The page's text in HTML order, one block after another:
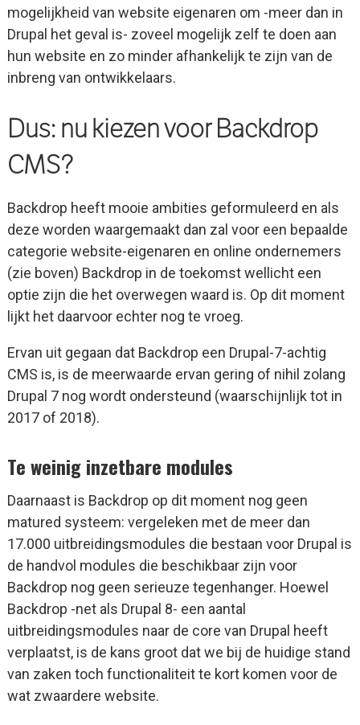
mogelijkheid van website eigenaren om -meer dan in
Drupal het geval is- zoveel mogelijk zelf te doen aan
hun website en zo minder afhankelijk te zijn van de
inbreng van ontwikkelaars.
Dus: nu kiezen voor Backdrop
CMS?
Backdrop heeft mooie ambities geformuleerd en als
deze worden waargemaakt dan zal voor een bepaalde
categorie website-eigenaren en online ondernemers
(zie boven) Backdrop in de toekomst wellicht een
optie zijn die het overwegen waard is. Op dit moment
lijkt het daarvoor echter nog te vroeg.
Ervan uit gegaan dat Backdrop een Drupal-7-achtig
CMS is, is de meerwaarde ervan gering of nihil zolang
Drupal 7 nog wordt ondersteund (waarschijnlijk tot in
2017 of 2018).
Te weinig inzetbare modules
Daarnaast is Backdrop op dit moment nog geen
matured systeem: vergeleken met de meer dan
17.000 uitbreidingsmodules die bestaan voor Drupal is
de handvol modules die beschikbaar zijn voor
Backdrop nog geen serieuze tegenhanger. Hoewel
Backdrop -net als Drupal 8- een aantal
uitbreidingsmodules naar de core van Drupal heeft
verplaatst, is de kans groot dat we bij de huidige stand
van zaken toch functionaliteit te kort komen voor de
wat zwaardere website.